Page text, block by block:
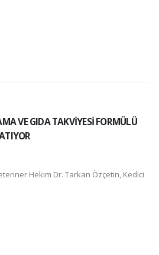
VE GIDA TAKVİYESİ FORMÜLÜ
Hekim Dr. Tarkan Özçetin, Kedici